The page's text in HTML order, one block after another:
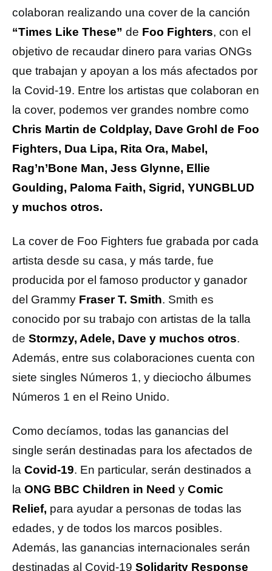
colaboran realizando una cover de la canción
“Times Like These” de Foo Fighters, con el
objetivo de recaudar dinero para varias ONGs
que trabajan y apoyan a los más afectados por
la Covid-19. Entre los artistas que colaboran en
la cover, podemos ver grandes nombre como
Chris Martin de Coldplay, Dave Grohl de Foo
Fighters, Dua Lipa, Rita Ora, Mabel,
Rag’n’Bone Man, Jess Glynne, Ellie
Goulding, Paloma Faith, Sigrid, YUNGBLUD
y muchos otros.
La cover de Foo Fighters fue grabada por cada
artista desde su casa, y más tarde, fue
producida por el famoso productor y ganador
del Grammy Fraser T. Smith. Smith es
conocido por su trabajo con artistas de la talla
de Stormzy, Adele, Dave y muchos otros.
Además, entre sus colaboraciones cuenta con
siete singles Números 1, y dieciocho álbumes
Números 1 en el Reino Unido.
Como decíamos, todas las ganancias del
single serán destinadas para los afectados de
la Covid-19. En particular, serán destinados a
la ONG BBC Children in Need y Comic
Relief, para ayudar a personas de todas las
edades, y de todos los marcos posibles.
Además, las ganancias internacionales serán
destinadas al Covid-19 Solidarity Response